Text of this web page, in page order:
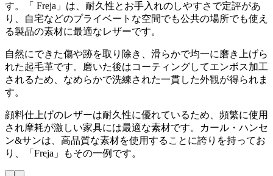
す。「 Freja」は、耐久性とお手入れのしやすさで定評があ
り、自宅などのプライベートな空間でも公共の場所でも使え
る製品の素材に最適なレザーです。
自然にできた傷や跡を取り除き、滑らかで均一に磨き上げら
れた起毛革です。磨いた後はコーティングしてエンボス加工
されるため、なめらかで洗練された一貫した外観が得られま
す。
顔料仕上げのレザーは耐久性に優れているため、頻繁に使用
され摩耗が激しい家具には最適な素材です。カール・ハンセ
ン&サンは、高品質な素材を使用することに誇りを持ってお
り、「Freja」もその一例です。